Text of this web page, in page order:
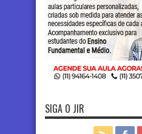
SIGA O JIR